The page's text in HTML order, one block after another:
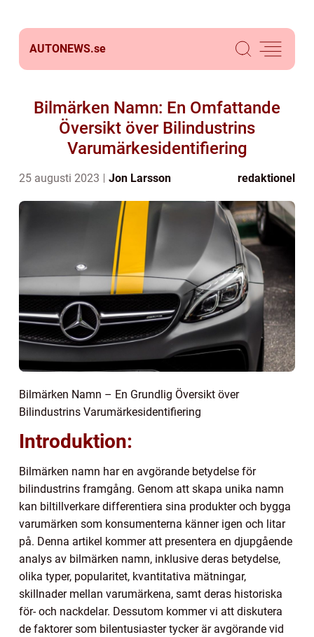
AUTONEWS.se
Bilmärken Namn: En Omfattande
Översikt över Bilindustrins
Varumärkesidentifiering
25 augusti 2023 Jon Larsson redaktionel
Bilmärken Namn – En Grundlig Översikt över
Bilindustrins Varumärkesidentifiering
Introduktion:
Bilmärken namn har en avgörande betydelse för
bilindustrins framgång. Genom att skapa unika namn
kan biltillverkare differentiera sina produkter och bygga
varumärken som konsumenterna känner igen och litar
på. Denna artikel kommer att presentera en djupgående
analys av bilmärken namn, inklusive deras betydelse,
olika typer, popularitet, kvantitativa mätningar,
skillnader mellan varumärkena, samt deras historiska
för- och nackdelar. Dessutom kommer vi att diskutera
de faktorer som bilentusiaster tycker är avgörande vid